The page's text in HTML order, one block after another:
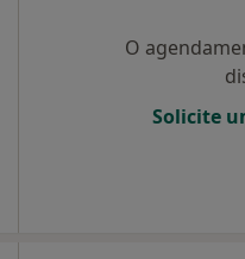
O
Solicite